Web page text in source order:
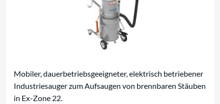
Mobiler, dauerbetriebsgeeigneter, elektrisch betriebener
Industriesauger zum Aufsaugen von brennbaren Stäuben
in Ex-Zone 22.